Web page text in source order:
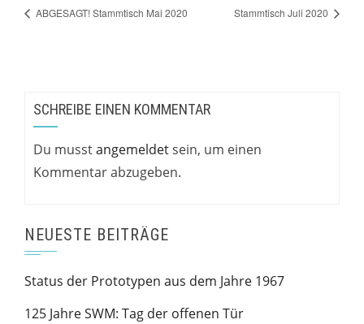
ABGESAGT! Stammtisch Mai 2020 Stammtisch Juli 2020
SCHREIBE EINEN KOMMENTAR
Du musstangemeldetsein, um einen
Kommentar abzugeben.
NEUESTE BEITRÄGE
Status der Prototypen aus dem Jahre 1967
125 Jahre SWM: Tag der offenen Tür